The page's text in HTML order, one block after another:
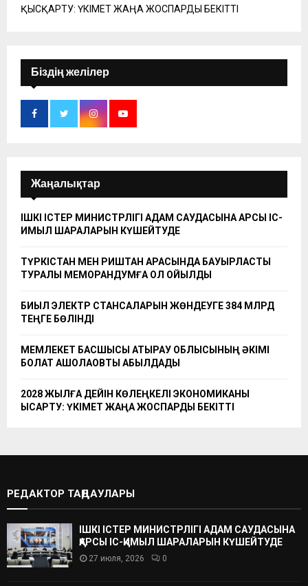
ҚЫСҚАРТУ: ҮКІМЕТ ЖАҢА ЖОСПАРДЫ БЕКІТТІ
Біздің желілер
Жаңалықтар
ІШКІ ІСТЕР МИНИСТРЛІГІ АДАМ САУДАСЫНА ҚАРСЫ ІС-
ҚИМЫЛ ШАРАЛАРЫН КҮШЕЙТУДЕ
ТҮРКІСТАН МЕН РИШТАН АРАСЫНДА БАУЫРЛАСТЫҚ
ТУРАЛЫ МЕМОРАНДУМҒА ҚОЛ ҚОЙЫЛДЫ
БИЫЛ ЭЛЕКТР СТАНСАЛАРЫН ЖӨНДЕУГЕ 384 МЛРД
ТЕҢГЕ БӨЛІНДІ
МЕМЛЕКЕТ БАСШЫСЫ АТЫРАУ ОБЛЫСЫНЫҢ ӘКІМІ
БОЛАТ АҚШОЛАҚОВТЫ ҚАБЫЛДАДЫ
2028 ЖЫЛҒА ДЕЙІН КӨЛЕҢКЕЛІ ЭКОНОМИКАНЫ
ҚЫСҚАРТУ: ҮКІМЕТ ЖАҢА ЖОСПАРДЫ БЕКІТТІ
РЕДАКТОР ТАҢДАУЛАРЫ
ІШКІ ІСТЕР МИНИСТРЛІГІ АДАМ САУДАСЫНА
ҚАРСЫ ІС-ҚИМЫЛ ШАРАЛАРЫН КҮШЕЙТУДЕ
27 июля, 2026 0